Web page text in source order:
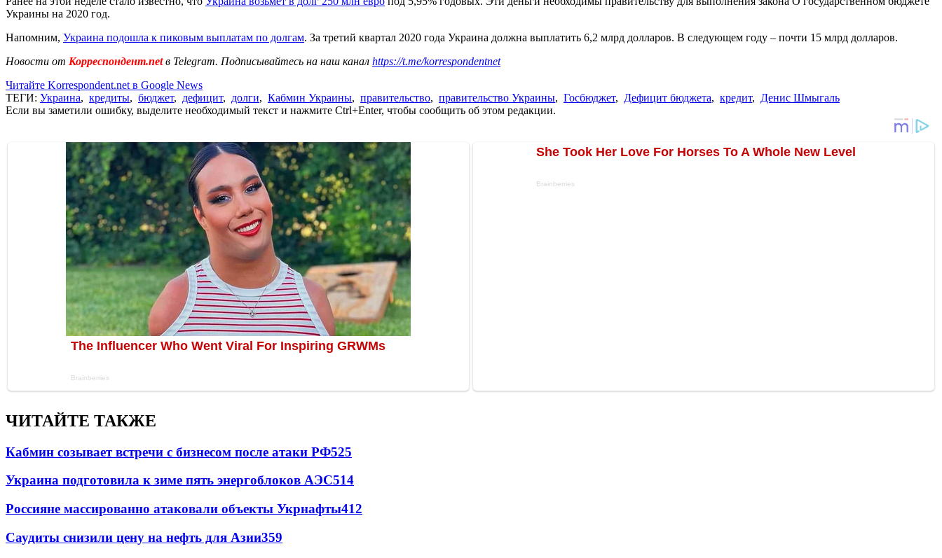
Украины на 2020 год.
Напомним, Украина подошла к пиковым выплатам по долгам. За третий квартал 2020 года Украина должна выплатить 6,2 млрд долларов. В следующем году – почти 15 млрд долларов.
Новости от Корреспондент.netв Telegram. Подписывайтесь на наш канал https://t.me/korrespondentnet
Читайте Korrespondent.net в Google News
ТЕГИ: Украина, кредиты, бюджет, дефицит, долги, Кабмин Украины, правительство, правительство Украины, Госбюджет, Дефицит бюджета, кредит, Денис Шмыгаль
Если вы заметили ошибку, выделите необходимый текст и нажмите Ctrl+Enter, чтобы сообщить об этом редакции.
ЧИТАЙТЕ ТАКЖЕ
Кабмин созывает встречи с бизнесом после атаки РФ525
Украина подготовила к зиме пять энергоблоков АЭС514
Россияне массированно атаковали объекты Укрнафты412
Саудиты снизили цену на нефть для Азии359